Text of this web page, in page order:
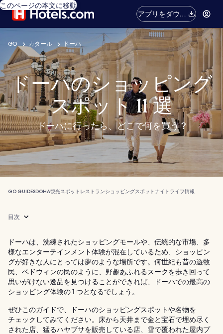
このページの本文に移動
アプリをダウン
ロード
GO カタール ドーハ
ドーハのショッピング
スポット 11 選
ドーハに行ったら、どこで何を買う ?
GO GUIDESDOHA観光スポット レストランショッピングスポットナイトライフ情報
目次
ドーハは、洗練されたショッピングモールや、伝統的な市場、多
様なエンターテインメント体験が混在しているため、ショッピン
グが好きな人にとっては夢のような場所です。何世紀も昔の遊牧
民、ベドウィンの民のように、野趣あふれるスークを歩き回って
思いがけない逸品を見つけることができれば、ドーハでの最高の
ショッピング体験の 1 つとなるでしょう。
ぜひこのガイドで、ドーハのショッピングスポットや名物を
チェックしてみてください。床から天井まで金と宝石で埋め尽く
された店、猛るハヤブサを販売している店、雪で覆われた屋内プ